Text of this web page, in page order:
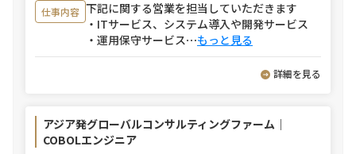
仕事内容 下記に関する営業を担当していただきます
・ITサービス、システム導入や開発サービス
・運用保守サービス⋯もっと見る
詳細を見る
アジア発グローバルコンサルティングファーム｜
COBOLエンジニア